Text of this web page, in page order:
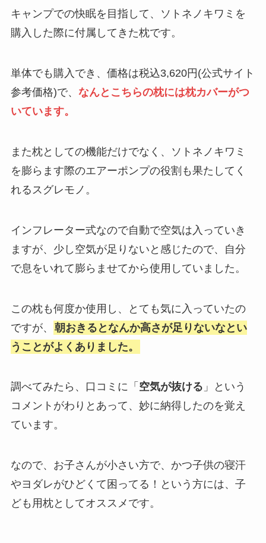
キャンプでの快眠を目指して、ソトネノキワミを
購入した際に付属してきた枕です。
単体でも購入でき、価格は税込3,620円(公式サイト
参考価格)で、 なんとこちらの枕には枕カバーがつ
いています。
また枕としての機能だけでなく、ソトネノキワミ
を膨らます際のエアーポンプの役割も果たしてく
れるスグレモノ。
インフレーター式なので自動で空気は入っていき
ますが、少し空気が足りないと感じたので、自分
で息をいれて膨らませてから使用していました。
この枕も何度か使用し、とても気に入っていたの
ですが、
朝おきるとなんか高さが足りないなとい
うことがよくありました。
調べてみたら、口コミに「 空気が抜ける 」という
コメントがわりとあって、妙に納得したのを覚え
ています。
なので、お子さんが小さい方で、かつ子供の寝汗
やヨダレがひどくて困ってる！という方には、子
ども用枕としてオススメです。